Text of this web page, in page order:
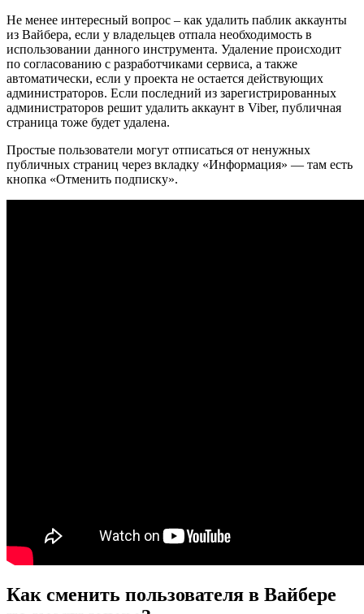
Не менее интересный вопрос – как удалить паблик аккаунты
из Вайбера, если у владельцев отпала необходимость в
использовании данного инструмента. Удаление происходит
по согласованию с разработчиками сервиса, а также
автоматически, если у проекта не остается действующих
администраторов. Если последний из зарегистрированных
администраторов решит удалить аккаунт в Viber, публичная
страница тоже будет удалена.
Простые пользователи могут отписаться от ненужных
публичных страниц через вкладку «Информация» — там есть
кнопка «Отменить подписку».
Как сменить пользователя в Вайбере